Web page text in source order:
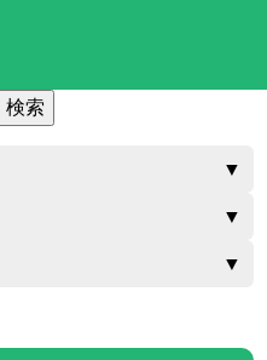
検索
▼
▼
▼